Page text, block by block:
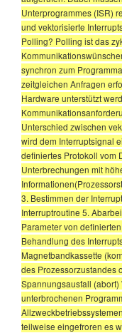
Unterprogrammes (ISR)
und vektorisierte
Polling? Polling ist das
synchron zum
zeitgleichen Anfragen
Hardware unterstützt
Unterschied zwischen
wird dem Interruptsignal
definiertes Protokoll vom
Unterbrechungen mit
3. Bestimmen der
Interruptroutine 5.
Parameter von
Behandlung des
Magnetbandkassette
des Prozessorzustandes
Spannungsausfall
unterbrochenen
teilweise eingefroren es